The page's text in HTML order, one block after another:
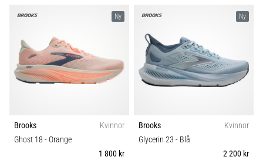
Ny
Brooks
Kvinnor
Ghost 18 - Orange
1 800 kr
Ny
Brooks
Kvinnor
Glycerin 23 - Blå
2 200 kr